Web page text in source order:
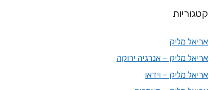
קטגוריות
אריאל מליק
אריאל מליק – אנרגיה ירוקה
אריאל מליק – וידאו